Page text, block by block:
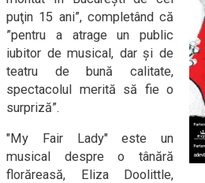
puţin 15 ani”, completând că
”pentru a atrage un public
iubitor de musical, dar şi de
teatru de bună calitate,
spectacolul merită să fie o
surpriză”.
"My Fair Lady" este un
musical despre o tânără
florăreasă, Eliza Doolittle,